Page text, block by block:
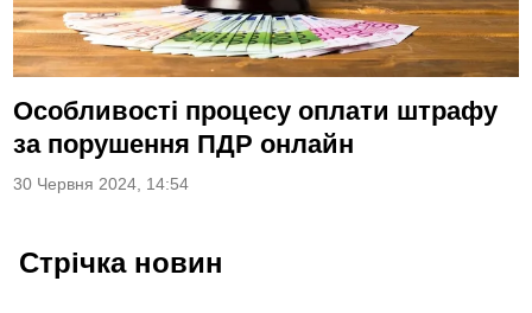
Особливості процесу оплати штрафу
за порушення ПДР онлайн
30 Червня 2024, 14:54
Стрічка новин